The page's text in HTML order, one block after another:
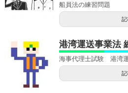
船員法の練習問題
記
港湾運送事業法
海事代理士試験 港湾
記